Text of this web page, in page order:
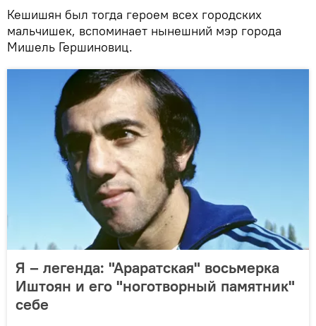
Кешишян был тогда героем всех городских
мальчишек, вспоминает нынешний мэр города
Мишель Гершиновиц.
Я – легенда: "Араратская" восьмерка
Иштоян и его "ноготворный памятник"
себе